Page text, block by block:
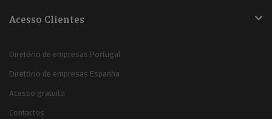
Acesso Clientes
Diretório de empresas Portugal
Diretório de empresas Espanha
Acesso gratuito
Contactos